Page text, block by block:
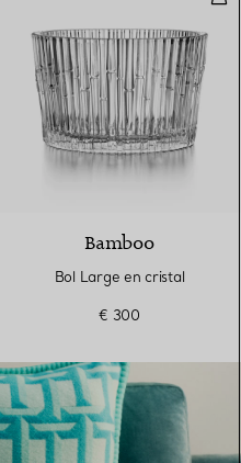
Bamboo
Bol Large en cristal
€ 300